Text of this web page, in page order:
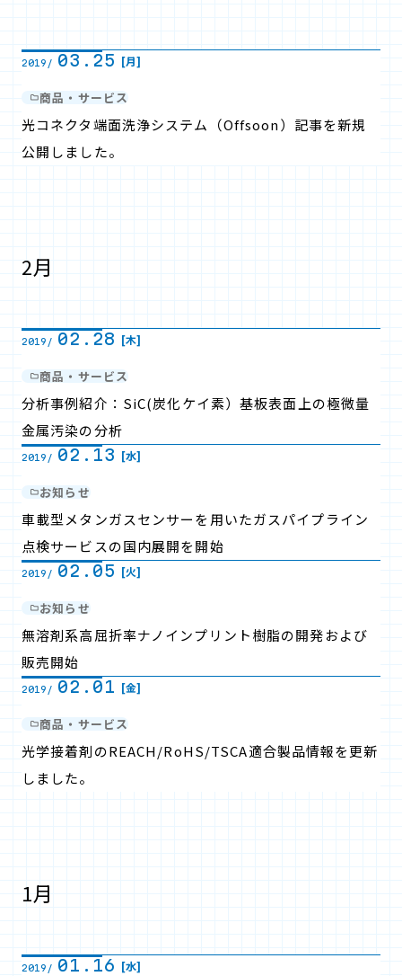
2019/ 03.25 [月]
商品・サービス
光コネクタ端面洗浄システム（Offsoon）記事を新規
公開しました。
2月
2019/ 02.28 [木]
商品・サービス
分析事例紹介：SiC(炭化ケイ素）基板表面上の極微量
金属汚染の分析
2019/ 02.13 [水]
お知らせ
車載型メタンガスセンサーを用いたガスパイプライン
点検サービスの国内展開を開始
2019/ 02.05 [火]
お知らせ
無溶剤系高屈折率ナノインプリント樹脂の開発および
販売開始
2019/ 02.01 [金]
商品・サービス
光学接着剤のREACH/RoHS/TSCA適合製品情報を更新
しました。
1月
2019/ 01.16 [水]